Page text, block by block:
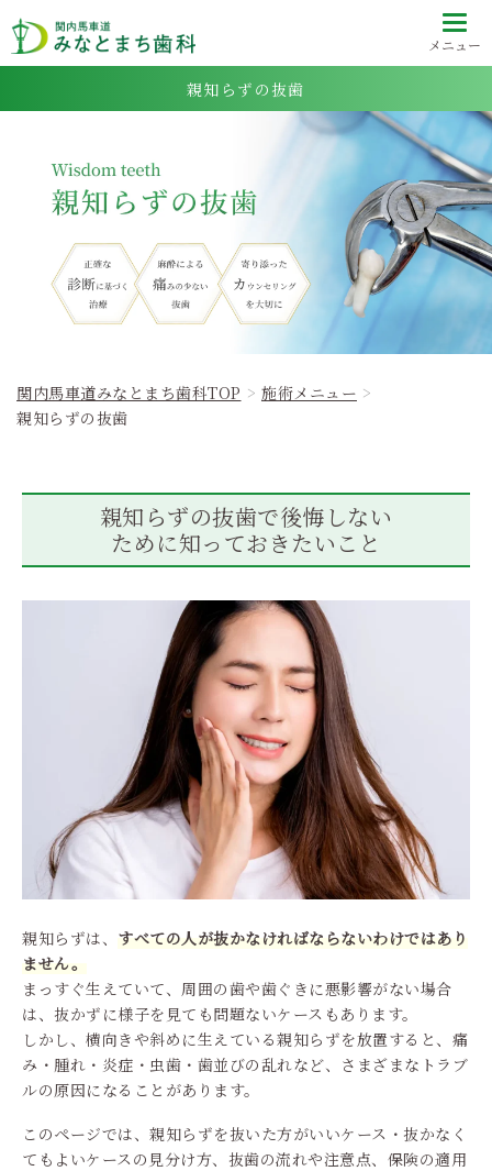
メニュー
親知らずの抜歯
関内馬車道みなとまち歯科TOP
施術メニュー
親知らずの抜歯
親知らずの抜歯で後悔しない
ために知っておきたいこと
親知らずは、 すべての人が抜かなければならないわけではあり
ません。
まっすぐ生えていて、周囲の歯や歯ぐきに悪影響がない場合
は、抜かずに様子を見ても問題ないケースもあります。
しかし、横向きや斜めに生えている親知らずを放置すると、痛
み・腫れ・炎症・虫歯・歯並びの乱れなど、さまざまなトラブ
ルの原因になることがあります。
このページでは、親知らずを抜いた方がいいケース・抜かなく
てもよいケースの見分け方、抜歯の流れや注意点、保険の適用